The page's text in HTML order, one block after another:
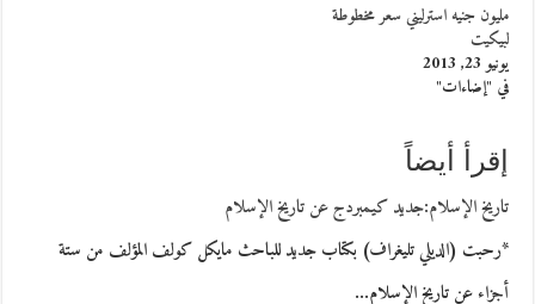
مليون جنيه استرليني سعر مخطوطة
لبيكيت
يونيو 23, 2013
في "إضاءات"
إقرأ أيضاً
تاريخ الإسلام:جديد كيمبردج عن تاريخ الإسلام
*رحبت (الديلي تليغراف) بكتاب جديد للباحث مايكل كولف المؤلف من ستة
أجزاء عن تاريخ الإسلام…